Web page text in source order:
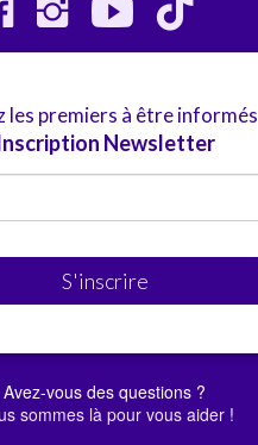
les premiers à être informés
Newsletter
S'inscrire
Avez-vous des questions ?
sommes là pour vous aider !